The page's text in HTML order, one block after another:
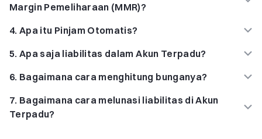
Margin Pemeliharaan (MMR)?
4.Apa itu Pinjam Otomatis?
5.Apa saja liabilitas dalam Akun Terpadu?
6. Bagaimana cara menghitung bunganya?
7. Bagaimana cara melunasi liabilitas di Akun
Terpadu?